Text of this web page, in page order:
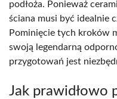
podłoża. Ponieważ
ściana musi być idealnie
Pominięcie tych kroków
swoją legendarną
przygotowań jest
Jak prawidłowo